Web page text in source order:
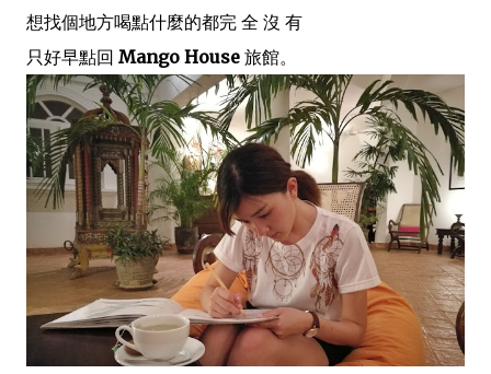
想找個地方喝點什麼的都完 全 沒 有
只好早點回 Mango House 旅館。